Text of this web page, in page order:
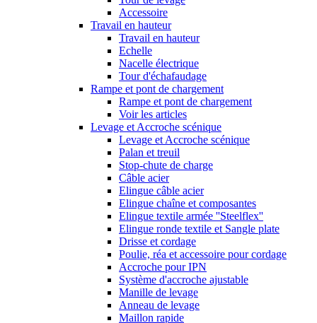
Accessoire
Travail en hauteur
Travail en hauteur
Echelle
Nacelle électrique
Tour d'échafaudage
Rampe et pont de chargement
Rampe et pont de chargement
Voir les articles
Levage et Accroche scénique
Levage et Accroche scénique
Palan et treuil
Stop-chute de charge
Câble acier
Elingue câble acier
Elingue chaîne et composantes
Elingue textile armée ''Steelflex''
Elingue ronde textile et Sangle plate
Drisse et cordage
Poulie, réa et accessoire pour cordage
Accroche pour IPN
Système d'accroche ajustable
Manille de levage
Anneau de levage
Maillon rapide